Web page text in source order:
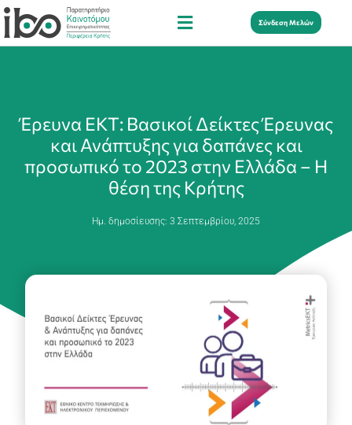
Σύνδεση Μελών
Έρευνα ΕΚΤ: Βασικοί Δείκτες Έρευνας
και Ανάπτυξης για δαπάνες και
προσωπικό το 2023 στην Ελλάδα – Η
θέση της Κρήτης
Ημ. δημοσίευσης: 3 Σεπτεμβρίου, 2025